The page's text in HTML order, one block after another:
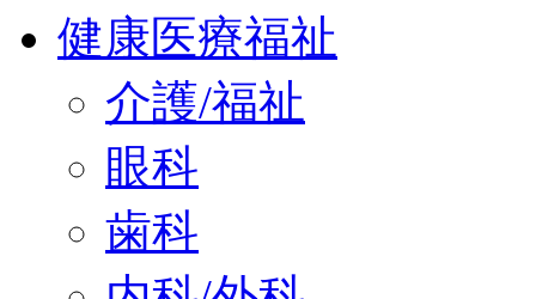
健康医療福祉
介護/福祉
眼科
歯科